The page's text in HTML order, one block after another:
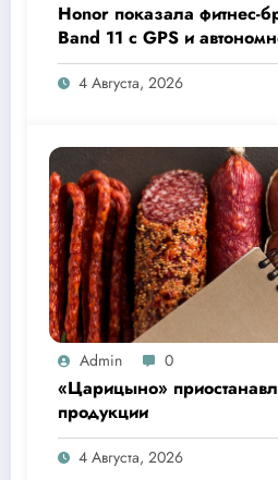
Honor показала фитнес-
Band 11 с GPS и
26 дней
4 Августа, 2026
Admin 0
«Царицыно»
продукции
4 Августа, 2026